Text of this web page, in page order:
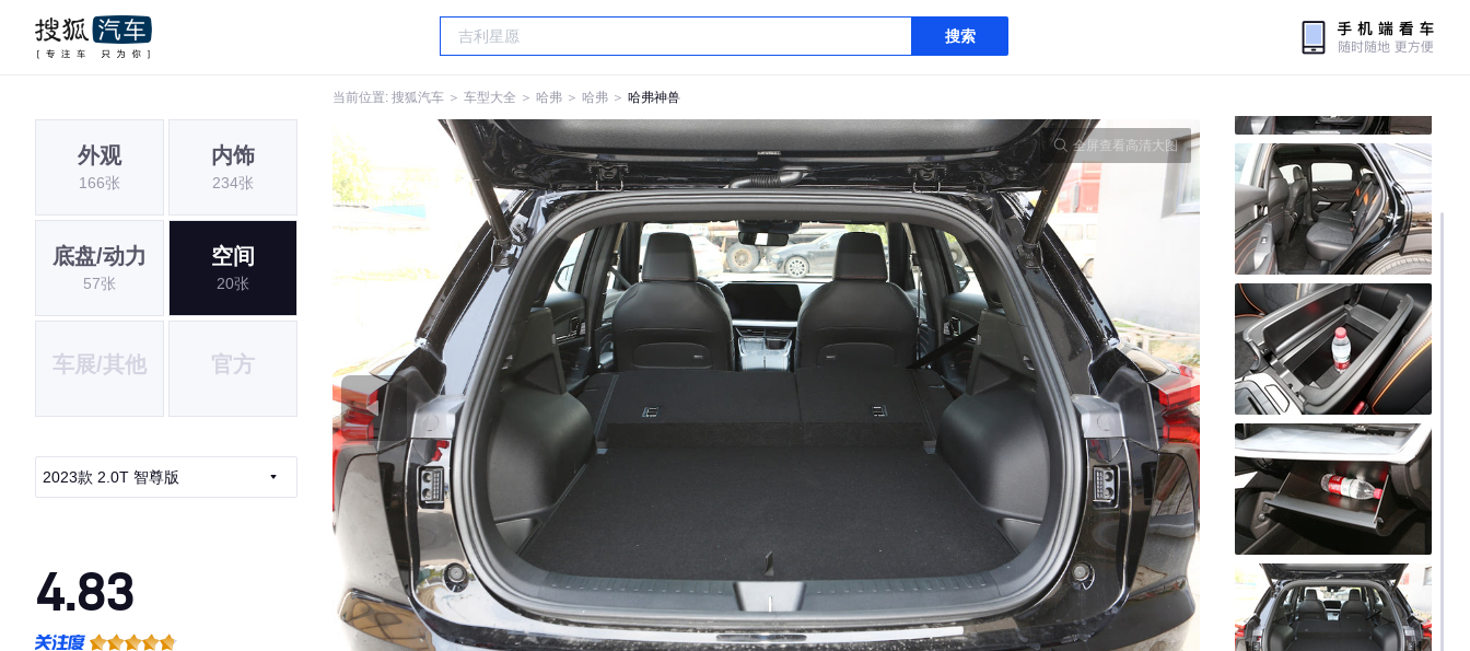
搜索
当前位置: 搜狐汽车 ＞ 车型大全 ＞ 哈弗 ＞ 哈弗 ＞ 哈弗神兽
外观
166张
内饰
234张
底盘/动力
57张
空间
20张
车展/其他 官方
2023款 2.0T 智尊版
4.83
全屏查看高清大图